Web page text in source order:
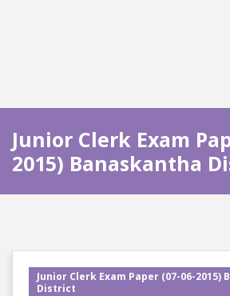
Junior Clerk Exam
2015) Banaskantha
Junior Clerk Exam Paper (07-06-2015)
District